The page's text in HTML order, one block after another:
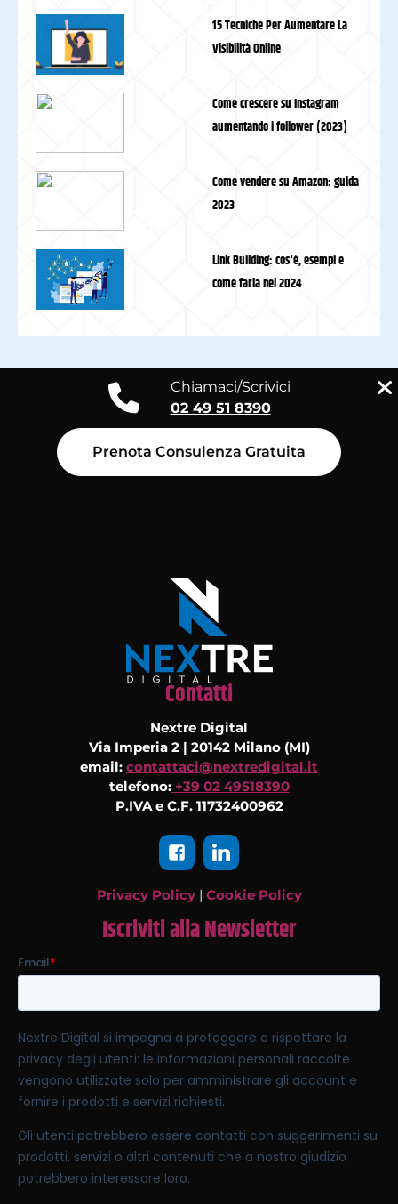
15 Tecniche Per Aumentare La
Visibilità Online
Come crescere su Instagram
aumentando i follower (2023)
Come vendere su Amazon: guida
2023
Link Building: cos'è, esempi e
come farla nel 2024
Chiamaci/Scrivici
02 49 51 8390
Prenota Consulenza Gratuita
Contatti
Nextre Digital
Via Imperia 2 | 20142 Milano (MI)
email: contattaci@nextredigital.it
telefono:+39 02 49518390
P.IVA e C.F. 11732400962
Privacy Policy | Cookie Policy
Iscriviti alla Newsletter